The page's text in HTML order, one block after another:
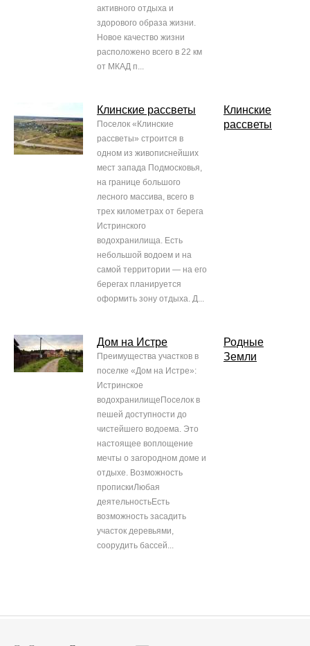
активного отдыха и
здорового образа жизни.
Новое качество жизни
расположено всего в 22 км
от МКАД п...
Клинские рассветы
Поселок «Клинские
рассветы» строится в
одном из живописнейших
мест запада Подмосковья,
на границе большого
лесного массива, всего в
трех километрах от берега
Истринского
водохранилища. Есть
небольшой водоем и на
самой территории — на его
берегах планируется
оформить зону отдыха. Д...
Клинские
рассветы
Дом на Истре
Преимущества участков в
поселке «Дом на Истре»:
Истринское
водохранилищеПоселок в
пешей доступности до
чистейшего водоема. Это
настоящее воплощение
мечты о загородном доме и
отдыхе. Возможность
пропискиЛюбая
деятельностьЕсть
возможность засадить
участок деревьями,
соорудить бассей...
Родные
Земли